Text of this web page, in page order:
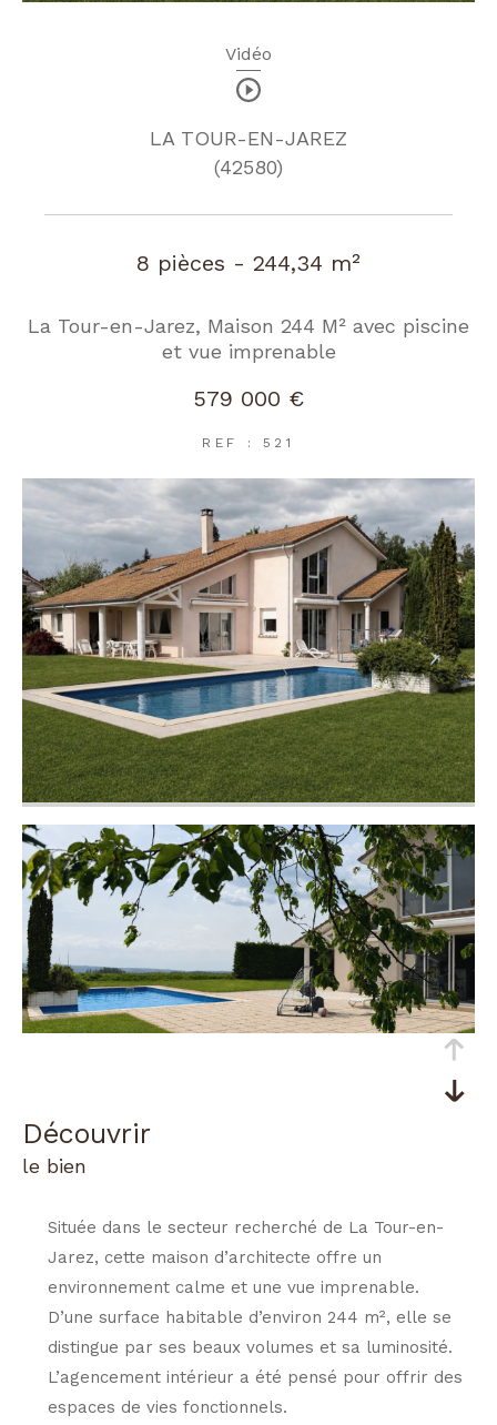
Vidéo
LA TOUR-EN-JAREZ
(42580)
8 pièces - 244,34 m²
La Tour-en-Jarez, Maison 244 M² avec piscine
et vue imprenable
579 000 €
REF : 521
découvrir
le bien
Située dans le secteur recherché de La Tour-en-
Jarez, cette maison d’architecte offre un
environnement calme et une vue imprenable.
D’une surface habitable d’environ 244 m², elle se
distingue par ses beaux volumes et sa luminosité.
L’agencement intérieur a été pensé pour offrir des
espaces de vies fonctionnels.